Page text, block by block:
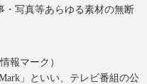
・写真等あらゆる素材の無断
報マーク）
」といい、テレビ番組の公